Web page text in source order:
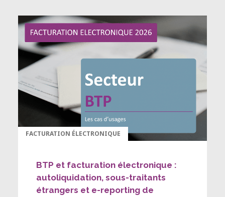
FACTURATION ÉLECTRONIQUE
BTP et facturation électronique :
autoliquidation, sous-traitants
étrangers et e-reporting de